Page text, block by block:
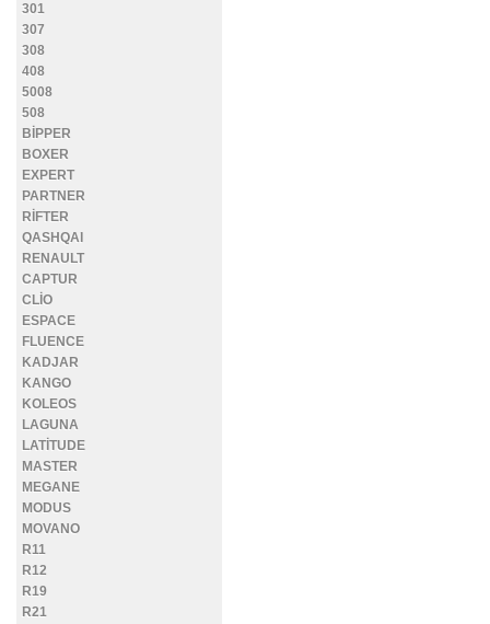
301
307
308
408
5008
508
BİPPER
BOXER
EXPERT
PARTNER
RİFTER
QASHQAI
RENAULT
CAPTUR
CLİO
ESPACE
FLUENCE
KADJAR
KANGO
KOLEOS
LAGUNA
LATİTUDE
MASTER
MEGANE
MODUS
MOVANO
R11
R12
R19
R21